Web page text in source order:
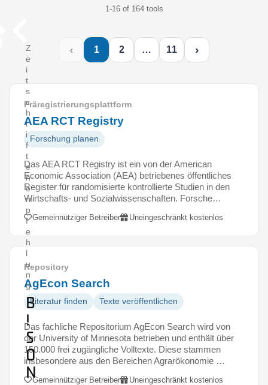
1-16 of 164 tools
Z
e
i
t
s
c
h
r
i
f
t
e
n
e
m
p
f
e
h
l
u
n
g
B
!
S
O
N
‹ 1 2 … 11 ›
Präregistrierungsplattform
AEA RCT Registry
Forschung planen
Das AEA RCT Registry ist ein von der American
Economic Association (AEA) betriebenes öffentliches
Register für randomisierte kontrollierte Studien in den
Wirtschafts- und Sozialwissenschaften. Forsche…
Gemeinnütziger Betreiber Uneingeschränkt kostenlos
Repository
AgEcon Search
Literatur finden Texte veröffentlichen
Das fachliche Repositorium AgEcon Search wird von
der University of Minnesota betrieben und enthält über
150.000 frei zugängliche Volltexte. Diese stammen
insbesondere aus den Bereichen Agrarökonomie …
Gemeinnütziger Betreiber Uneingeschränkt kostenlos